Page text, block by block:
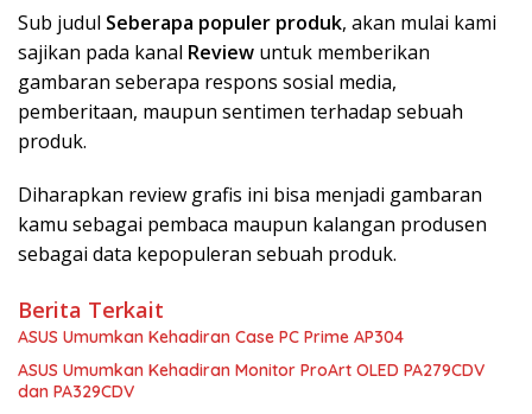
Sub judul Seberapa populer produk, akan mulai kami
sajikan pada kanal Review untuk memberikan
gambaran seberapa respons sosial media,
pemberitaan, maupun sentimen terhadap sebuah
produk.
Diharapkan review grafis ini bisa menjadi gambaran
kamu sebagai pembaca maupun kalangan produsen
sebagai data kepopuleran sebuah produk.
Berita Terkait
ASUS Umumkan Kehadiran Case PC Prime AP304
ASUS Umumkan Kehadiran Monitor ProArt OLED PA279CDV
dan PA329CDV